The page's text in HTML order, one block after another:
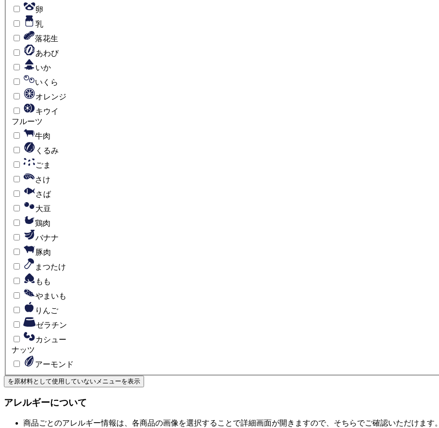
卵
乳
落花生
あわび
いか
いくら
オレンジ
キウイ
フルーツ
牛肉
くるみ
ごま
さけ
さば
大豆
鶏肉
バナナ
豚肉
まつたけ
もも
やまいも
りんご
ゼラチン
カシュー
ナッツ
アーモンド
を原材料として使用していないメニューを表示
アレルギーについて
商品ごとのアレルギー情報は、各商品の画像を選択することで詳細画面が開きますので、そちらでご確認いただけます。